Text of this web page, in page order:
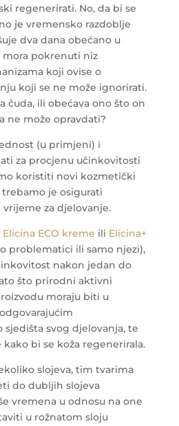
regenerirati. No, da bi se
je vremensko razdoblje
dva dana obećano u
pokrenuti niz
koji ovise o
koji se ne može ignorirati.
čuda, ili obećava ono što on
ne može opravdati?
(u primjeni) i
za procjenu učinkovitosti
koristiti novi kozmetički
je osigurati
za djelovanje.
Elicina ECO kreme ili Elicina+
problematici ili samo njezi),
nakon jedan do
što prirodni aktivni
moraju biti u
sjedišta svog djelovanja, te
bi se koža regenerirala.
slojeva, tim tvarima
do dubljih slojeva
vremena u odnosu na one
u rožnatom sloju